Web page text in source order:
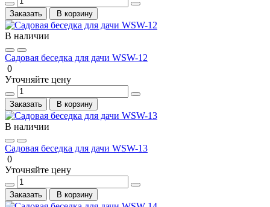
Заказать В корзину
В наличии
Садовая беседка для дачи WSW-12
0
Уточняйте цену
Заказать В корзину
В наличии
Садовая беседка для дачи WSW-13
0
Уточняйте цену
Заказать В корзину